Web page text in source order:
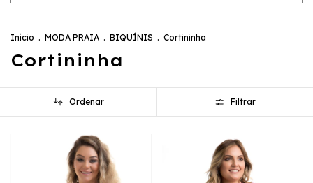
Início . MODA PRAIA . BIQUÍNIS . Cortininha
Cortininha
Ordenar Filtrar